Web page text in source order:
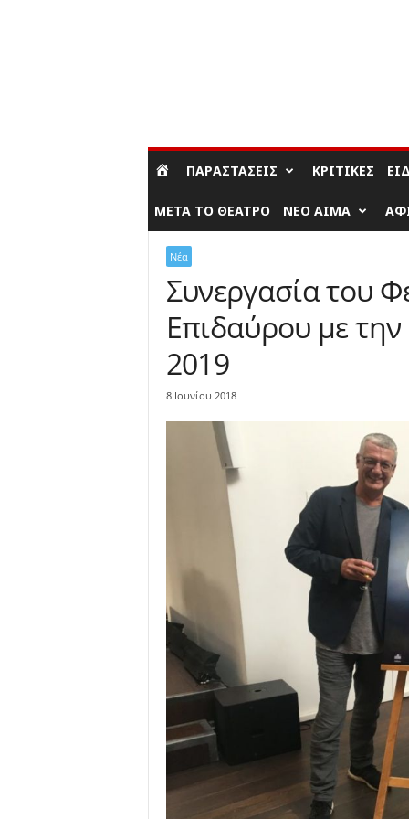
ΠΑΡΑΣΤΆΣΕΙΣ ΚΡΙΤΙΚΈΣ
ΜΕΤΆ ΤΟ ΘΈΑΤΡΟ ΝΈΟ ΑΊΜΑ
Νέα
Συνεργασία του
Επιδαύρου με
2019
8 Ιουνίου 2018